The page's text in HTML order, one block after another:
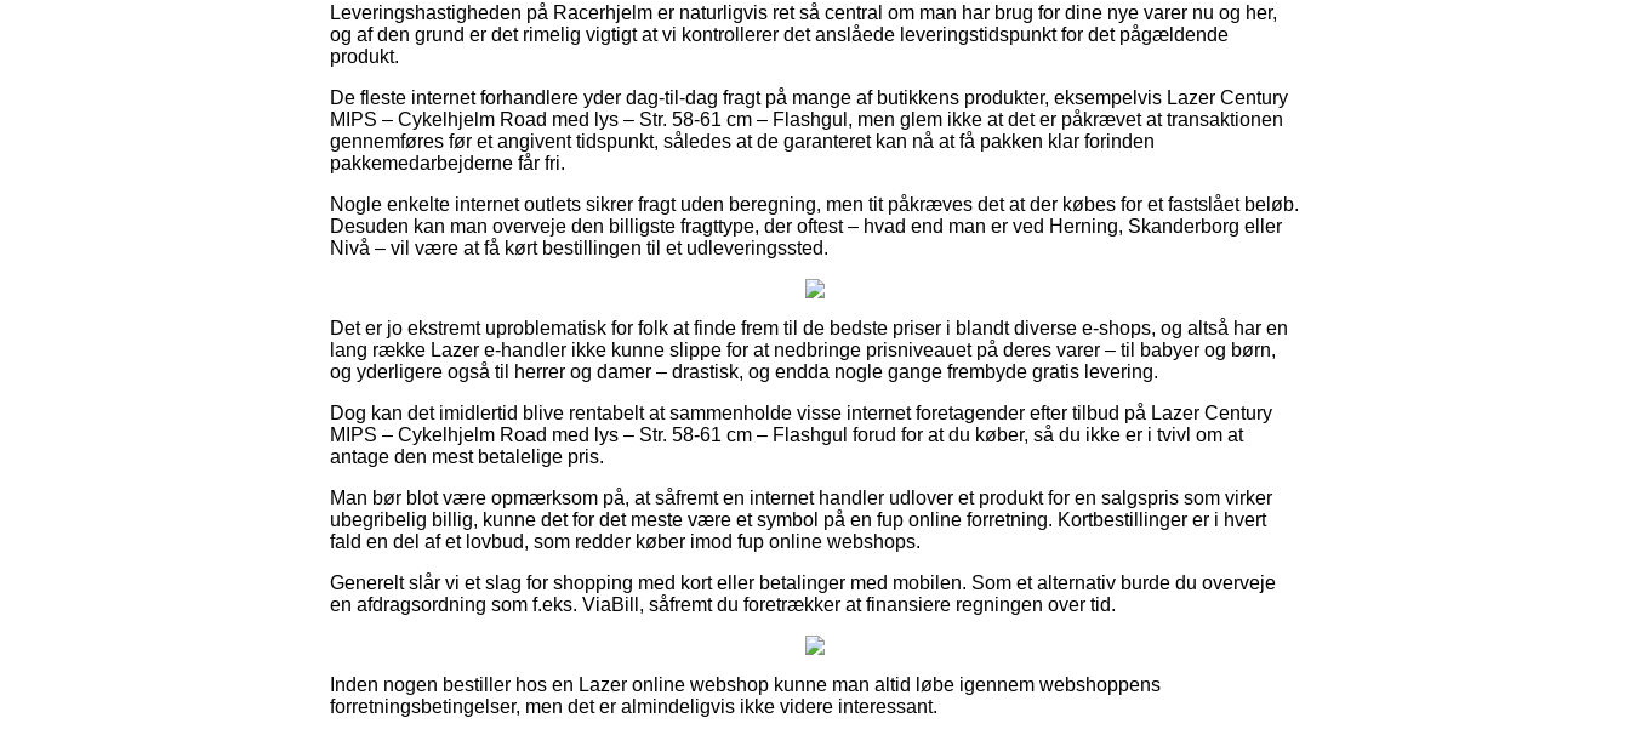
Leveringshastigheden på Racerhjelm er naturligvis ret så central om man har brug for dine nye varer nu og her,
og af den grund er det rimelig vigtigt at vi kontrollerer det anslåede leveringstidspunkt for det pågældende
produkt.
De fleste internet forhandlere yder dag-til-dag fragt på mange af butikkens produkter, eksempelvis Lazer Century
MIPS – Cykelhjelm Road med lys – Str. 58-61 cm – Flashgul, men glem ikke at det er påkrævet at transaktionen
gennemføres før et angivent tidspunkt, således at de garanteret kan nå at få pakken klar forinden
pakkemedarbejderne får fri.
Nogle enkelte internet outlets sikrer fragt uden beregning, men tit påkræves det at der købes for et fastslået beløb.
Desuden kan man overveje den billigste fragttype, der oftest – hvad end man er ved Herning, Skanderborg eller
Nivå – vil være at få kørt bestillingen til et udleveringssted.
Det er jo ekstremt uproblematisk for folk at finde frem til de bedste priser i blandt diverse e-shops, og altså har en
lang række Lazer e-handler ikke kunne slippe for at nedbringe prisniveauet på deres varer – til babyer og børn,
og yderligere også til herrer og damer – drastisk, og endda nogle gange frembyde gratis levering.
Dog kan det imidlertid blive rentabelt at sammenholde visse internet foretagender efter tilbud på Lazer Century
MIPS – Cykelhjelm Road med lys – Str. 58-61 cm – Flashgul forud for at du køber, så du ikke er i tvivl om at
antage den mest betalelige pris.
Man bør blot være opmærksom på, at såfremt en internet handler udlover et produkt for en salgspris som virker
ubegribelig billig, kunne det for det meste være et symbol på en fup online forretning. Kortbestillinger er i hvert
fald en del af et lovbud, som redder køber imod fup online webshops.
Generelt slår vi et slag for shopping med kort eller betalinger med mobilen. Som et alternativ burde du overveje
en afdragsordning som f.eks. ViaBill, såfremt du foretrækker at finansiere regningen over tid.
Inden nogen bestiller hos en Lazer online webshop kunne man altid løbe igennem webshoppens
forretningsbetingelser, men det er almindeligvis ikke videre interessant.